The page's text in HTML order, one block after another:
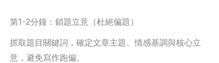
第1-2分鐘：鎖題立意（杜絕偏題）
抓取題目關鍵詞，確定文章主題、情感基調與核心立
意，避免寫作跑偏。